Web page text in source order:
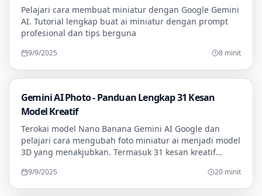
Pelajari cara membuat miniatur dengan Google Gemini
AI. Tutorial lengkap buat ai miniatur dengan prompt
profesional dan tips berguna
9/9/2025 8 minit
Gemini AI Photo - Panduan Lengkap 31 Kesan
Model Kreatif
Terokai model Nano Banana Gemini AI Google dan
pelajari cara mengubah foto miniatur ai menjadi model
3D yang menakjubkan. Termasuk 31 kesan kreatif
miniatur dan gemini google ai miniatur tutorial
terperinci.
9/9/2025 20 minit